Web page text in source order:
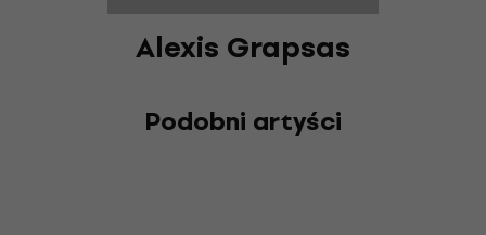
Alexis Grapsas
Podobni artyści